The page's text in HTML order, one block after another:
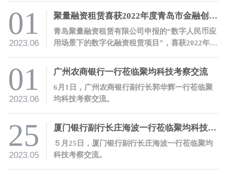
01
2023.06
聚量融资租赁喜获2022年度青岛市金融创新奖
青岛聚量融资租赁有限公司申报的“数字人民币应
用场景下的数字化融资租赁项目”，喜获2022年度
01
2023.06
广州农商银行一行莅临聚均科技考察交流
6月1日，广州农商银行副行长郭华辉一行莅临聚
均科技考察交流。
25
2023.05
厦门银行副行长庄海波一行莅临聚均科技考察交流
５月25日，厦门银行副行长庄海波一行莅临聚均
科技考察交流。